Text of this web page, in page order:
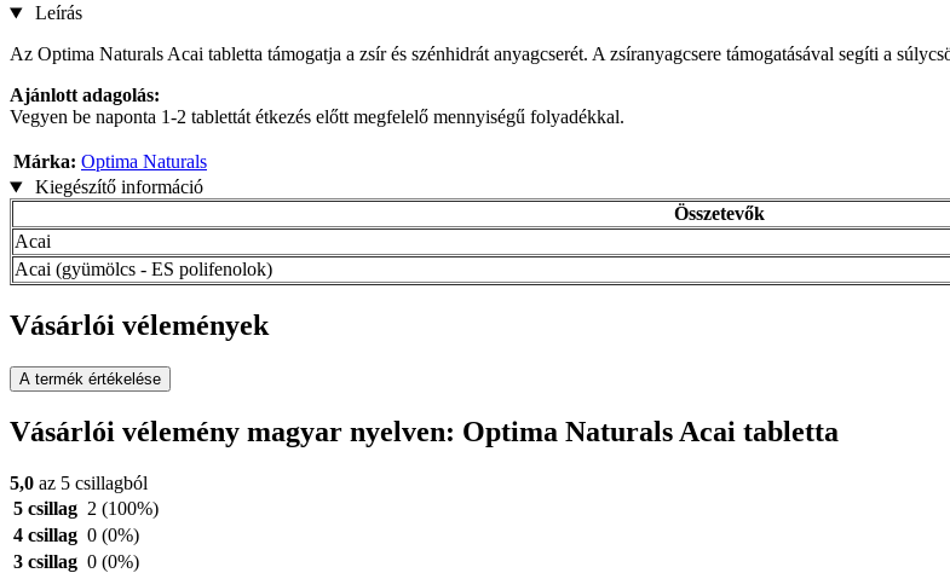
Leírás
Az Optima Naturals Acai tabletta támogatja a zsír és szénhidrát anyagcserét. A zsíranyagcsere támogatásával segíti a
Ajánlott adagolás:
Vegyen be naponta 1-2 tablettát étkezés előtt megfelelő mennyiségű folyadékkal.
Márka: Optima Naturals
Kiegészítő információ
Összetevők
Acai
Acai (gyümölcs - ES polifenolok)
Vásárlói vélemények
A termék értékelése
Vásárlói vélemény magyar nyelven: Optima Naturals Acai tabletta
5,0 az 5 csillagból
5 csillag 2 (100%)
4 csillag 0 (0%)
3 csillag 0 (0%)